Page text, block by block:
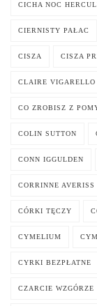
CICHA NOC
CIERNISTY PAŁAC
CISZA CISZA
CLAIRE VIGARELLO
CO ZROBISZ Z
COLIN SUTTON
CONN IGGULDEN
CORRINNE AVERISS
CÓRKI TĘCZY
CYMELIUM
CYRKI BEZPŁATNE
CZARCIE WZGÓRZE